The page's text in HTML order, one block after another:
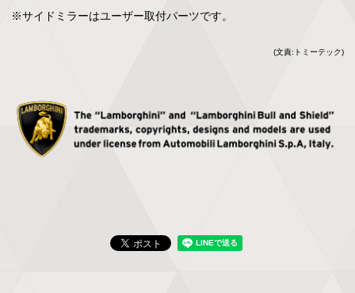
※サイドミラーはユーザー取付パーツです。
(文責:トミーテック)